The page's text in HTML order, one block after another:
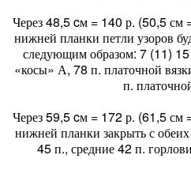
Через 48,5 cм = 140 р. (50,5 см
нижней планки петли узоров
следующим образом: 7 (11)
«косы» А, 78 п. платочной
п.
Через 59,5 cм = 172 р. (61,5 см
нижней планки закрыть с
45 п., средние 42 п.